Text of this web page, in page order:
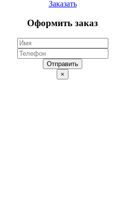
Заказать
Оформить заказ
Отправить
×